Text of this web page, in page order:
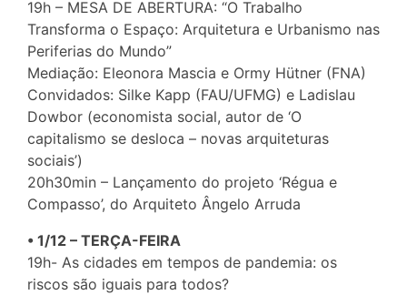
19h – MESA DE ABERTURA: “O Trabalho
Transforma o Espaço: Arquitetura e Urbanismo nas
Periferias do Mundo”
Mediação: Eleonora Mascia e Ormy Hütner (FNA)
Convidados: Silke Kapp (FAU/UFMG) e Ladislau
Dowbor (economista social, autor de ‘O
capitalismo se desloca – novas arquiteturas
sociais’)
20h30min – Lançamento do projeto ‘Régua e
Compasso’, do Arquiteto Ângelo Arruda
• 1/12 – TERÇA-FEIRA
19h- As cidades em tempos de pandemia: os
riscos são iguais para todos?